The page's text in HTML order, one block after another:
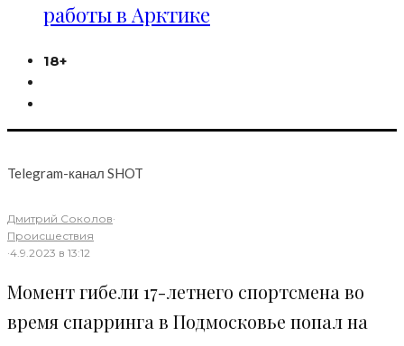
работы в Арктике
18+
Telegram-канал SHOT
Дмитрий Соколов·
Происшествия
·4.9.2023 в 13:12
Момент гибели 17-летнего спортсмена во
время спарринга в Подмосковье попал на